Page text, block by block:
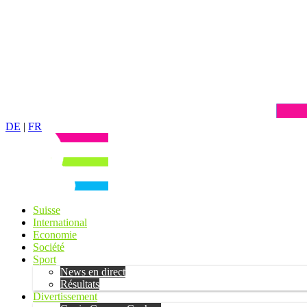
DE | FR
Suisse
International
Economie
Société
Sport
News en direct
Résultats
Divertissement